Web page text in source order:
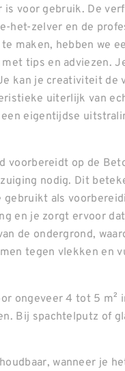
voor gebruik. De
het-zelver en de
maken, hebben we
tips en adviezen.
kan je creativiteit de
uiterlijk van
eigentijdse
voorbereidt op de
nodig. Dit
als
en je zorgt ervoor
de ondergrond,
tegen vlekken en
ongeveer 4 tot 5 m²
Bij spachtelputz of
wanneer je